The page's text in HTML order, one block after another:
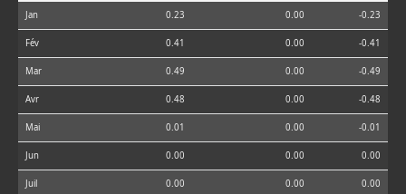
Jan 0.23 0.00 -0.23
Fév 0.41 0.00 -0.41
Mar 0.49 0.00 -0.49
Avr 0.48 0.00 -0.48
Mai 0.01 0.00 -0.01
Jun 0.00 0.00 0.00
Juil 0.00 0.00 0.00